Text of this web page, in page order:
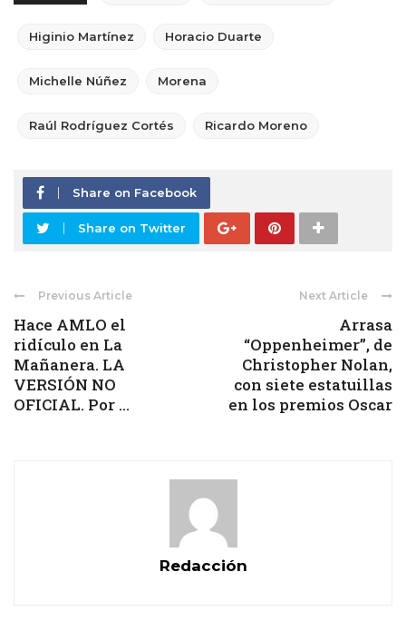
Higinio Martínez Horacio Duarte
Michelle Núñez Morena
Raúl Rodríguez Cortés Ricardo Moreno
Share on Facebook
Share on Twitter
Previous Article
Hace AMLO el
ridículo en La
Mañanera. LA
VERSIÓN NO
OFICIAL. Por ...
Next Article
Arrasa
“Oppenheimer”, de
Christopher Nolan,
con siete estatuillas
en los premios Oscar
Redacción